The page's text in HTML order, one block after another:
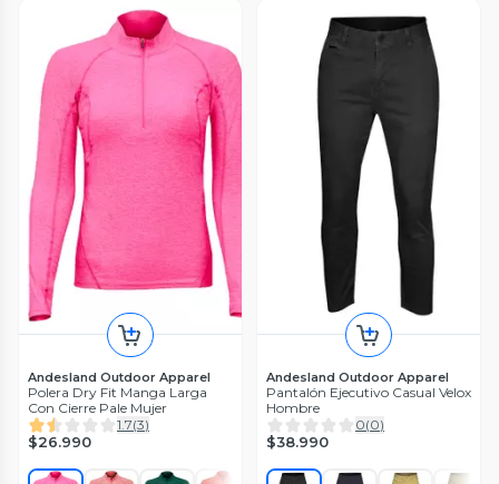
Andesland Outdoor Apparel
Polera Dry Fit Manga Larga
Con Cierre Pale Mujer
1.7(3)
$26.990
Andesland Outdoor Apparel
Pantalón Ejecutivo Casual Velox
Hombre
0(0)
$38.990